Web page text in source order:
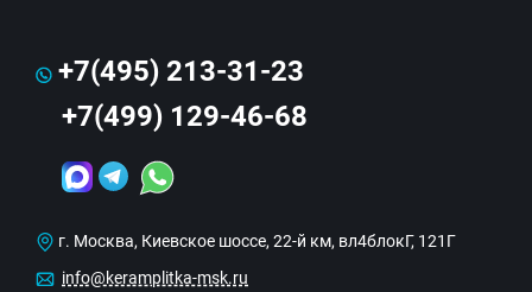
+7(495) 213-31-23
+7(499) 129-46-68
г. Москва, Киевское шоссе, 22-й км, вл4блокГ, 121Г
info@keramplitka-msk.ru